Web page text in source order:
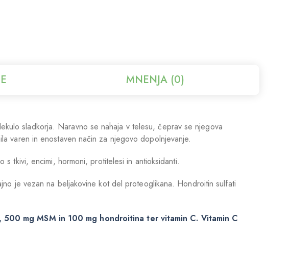
MNENJA (0)
sladkorja. Naravno se nahaja v telesu, čeprav se njegova
varen in enostaven način za njegovo dopolnjevanje.
tkivi, encimi, hormoni, protitelesi in antioksidanti.
je vezan na beljakovine kot del proteoglikana. Hondroitin sulfati
mg MSM in 100 mg hondroitina ter vitamin C. Vitamin C